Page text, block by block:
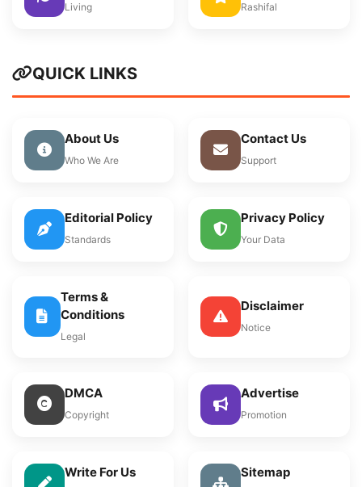
Living Rashifal
QUICK LINKS
About Us
Who We Are
Contact Us
Support
Editorial Policy
Standards
Privacy Policy
Your Data
Terms &
Conditions
Legal
Disclaimer
Notice
DMCA
Copyright
Advertise
Promotion
Write For Us Sitemap